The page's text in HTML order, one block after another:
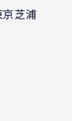
京芝浦